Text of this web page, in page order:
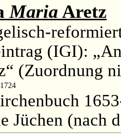
Maria Aretz
(IGI):
(Zuordnung
Jüchen (nach